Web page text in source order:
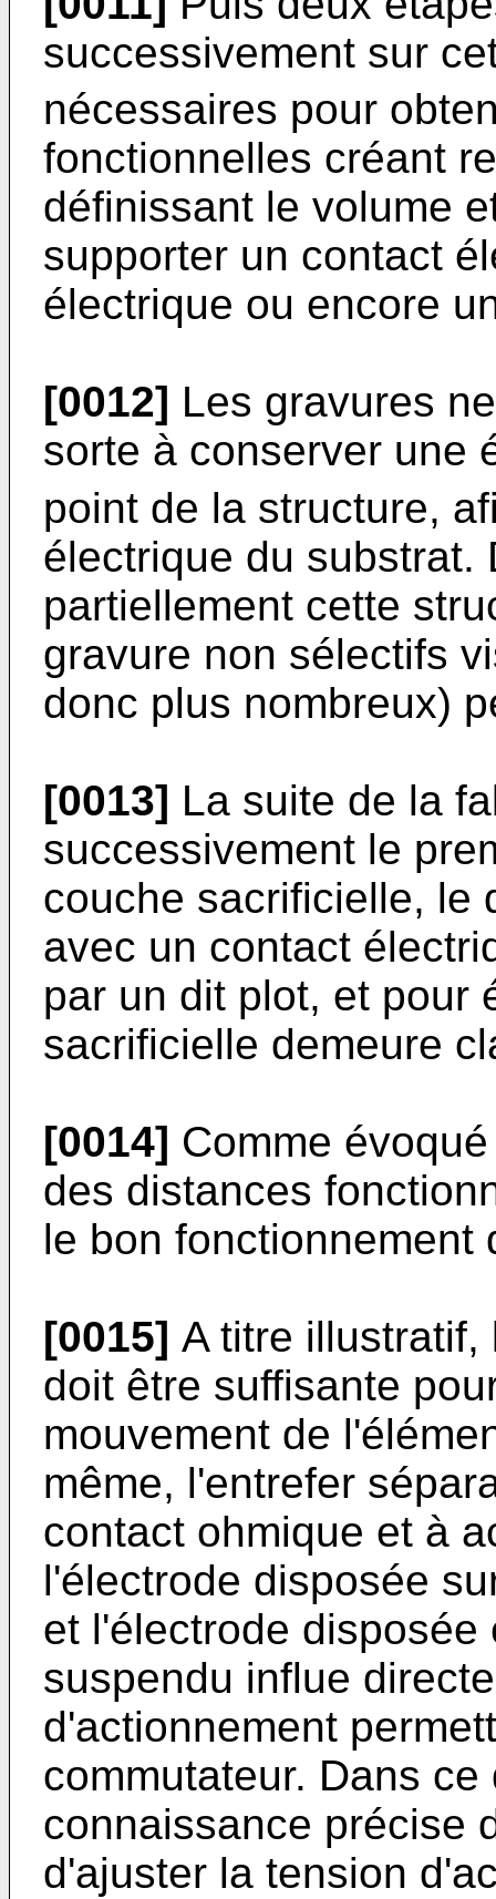
successivement sur
nécessaires pour
fonctionnelles créant
définissant le volume
supporter un contact
électrique ou encore
[0012] Les gravures
sorte à conserver une
point de la structure,
électrique du substrat.
partiellement cette
gravure non sélectifs
donc plus nombreux)
[0013] La suite de la
successivement le
couche sacrificielle, le
avec un contact
par un dit plot, et pour
sacrificielle demeure
[0014] Comme
des distances
le bon fonctionnement
[0015] A titre
doit être suffisante
mouvement de
même, l'entrefer
contact ohmique et à
l'électrode disposée
et l'électrode
suspendu influe
d'actionnement
commutateur. Dans
connaissance précise
d'ajuster la tension